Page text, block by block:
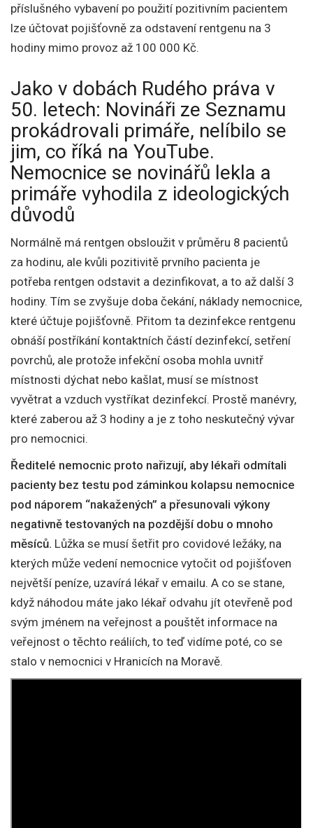
příslušného vybavení po použití pozitivním pacientem
lze účtovat pojišťovně za odstavení rentgenu na 3
hodiny mimo provoz až 100 000 Kč.
Jako v dobách Rudého práva v
50. letech: Novináři ze Seznamu
prokádrovali primáře, nelíbilo se
jim, co říká na YouTube.
Nemocnice se novinářů lekla a
primáře vyhodila z ideologických
důvodů
Normálně má rentgen obsloužit v průměru 8 pacientů
za hodinu, ale kvůli pozitivitě prvního pacienta je
potřeba rentgen odstavit a dezinfikovat, a to až další 3
hodiny. Tím se zvyšuje doba čekání, náklady nemocnice,
které účtuje pojišťovně. Přitom ta dezinfekce rentgenu
obnáší postříkání kontaktních částí dezinfekcí, setření
povrchů, ale protože infekční osoba mohla uvnitř
místnosti dýchat nebo kašlat, musí se místnost
vyvětrat a vzduch vystříkat dezinfekcí. Prostě manévry,
které zaberou až 3 hodiny a je z toho neskutečný vývar
pro nemocnici.
Ředitelé nemocnic proto nařizují, aby lékaři odmítali
pacienty bez testu pod záminkou kolapsu nemocnice
pod náporem “nakažených” a přesunovali výkony
negativně testovaných na pozdější dobu o mnoho
měsíců. Lůžka se musí šetřit pro covidové ležáky, na
kterých může vedení nemocnice vytočit od pojišťoven
největší peníze, uzavírá lékař v emailu. A co se stane,
když náhodou máte jako lékař odvahu jít otevřeně pod
svým jménem na veřejnost a pouštět informace na
veřejnost o těchto reáliích, to teď vidíme poté, co se
stalo v nemocnici v Hranicích na Moravě.